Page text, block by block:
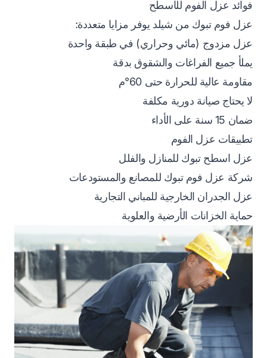
فوائد عزل الفوم للأسطح
عزل فوم تبوك من شيلد يوفر مزايا متعددة:
عزل مزدوج (مائي وحراري) في طبقة واحدة
يملأ جميع الفراغات والشقوق بدقة
مقاومة عالية للحرارة حتى 60°م
لا يحتاج صيانة دورية مكلفة
ضمان 15 سنة على الأداء
تطبيقات عزل الفوم
عزل اسطح تبوك للمنازل والفلل
شركة عزل فوم تبوك للمصانع والمستودعات
عزل الجدران الخارجية للمباني التجارية
حماية الخزانات الأرضية والعلوية